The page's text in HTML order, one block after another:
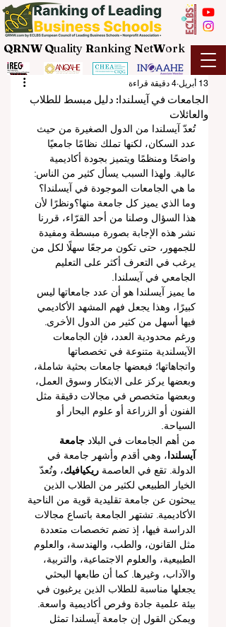
QRNW Quality Ranking NetWork
الجامعات في آيسلندا: دليل مبسط للطلاب
والعائلات
13 أبريل 4 دقيقة قراءة
تُعدّ آيسلندا من الدول الصغيرة من حيث
عدد السكان، لكنها تملك نظامًا جامعيًا
واضحًا ومنظمًا ويتميز بجودة أكاديمية
عالية. ولهذا السبب يسأل كثير من الناس:
ما هي الجامعات الموجودة في آيسلندا؟
وما الذي يميز كل جامعة منها؟ونظرًا لأن
هذا السؤال وصلنا من أحد القرّاء، قررنا
نشر هذه الإجابة بصورة مبسطة ومفيدة
للجمهور، حتى تكون مرجعًا سهلًا لكل من
يرغب في التعرف أكثر على التعليم
الجامعي في آيسلندا.
ما يميز آيسلندا هو أن عدد جامعاتها ليس
كبيرًا، وهذا يجعل فهم المشهد الأكاديمي
فيها أسهل من كثير من الدول الأخرى.
ورغم محدودية العدد، فإن الجامعات
الآيسلندية متنوعة في تخصصاتها
واتجاهاتها؛ فبعضها جامعات بحثية شاملة،
وبعضها يركز على الابتكار وسوق العمل،
وبعضها متخصص في مجالات دقيقة مثل
الفنون أو الزراعة أو علوم البحار أو
السياحة.
من أهم الجامعات في البلاد جامعة
آيسلندا ، وهي أقدم وأشهر جامعة في
الدولة. تقع في العاصمة ريكيافيك، وتُعدّ
الخيار الطبيعي لكثير من الطلاب الذين
يبحثون عن جامعة تقليدية قوية من الناحية
الأكاديمية. تشتهر الجامعة باتساع مجالات
الدراسة فيها، إذ تضم تخصصات متعددة
مثل القانون، والطب، والهندسة، والعلوم
الطبيعية، والعلوم الاجتماعية، والتربية،
والآداب، وغيرها. كما أن طابعها البحثي
يجعلها مناسبة للطلاب الذين يرغبون في
بيئة علمية جادة وفرص أكاديمية واسعة.
ويمكن القول إن جامعة آيسلندا تمثل